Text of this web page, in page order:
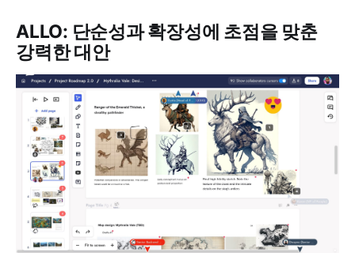
ALLO: 단순성과 확장성에 초점을 맞춘
강력한 대안